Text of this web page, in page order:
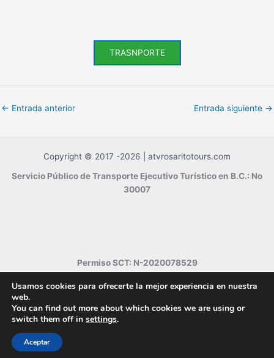
TRASNPORTE
← Entrada anterior Entrada siguiente →
Copyright © 2017 -2026 | atvrosaritotours.com
Servicio Público de Transporte Ejecutivo Turístico en B.C.: No
30007
Permiso SCT: N-2020078529
Política de Privacidad
Política de Cookies
Usamos cookies para ofrecerte la mejor experiencia en nuestra
web.
You can find out more about which cookies we are using or
switch them off in settings.
Aceptar